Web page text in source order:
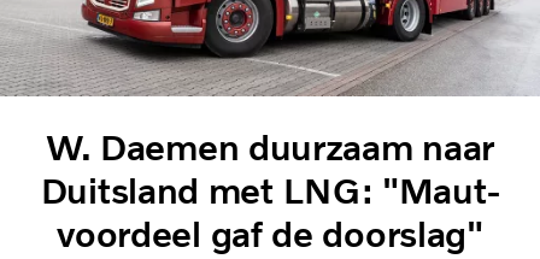
W. Daemen duurzaam naar
Duitsland met LNG: "Maut-
voordeel gaf de doorslag"